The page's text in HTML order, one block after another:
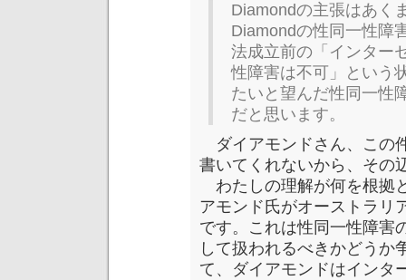
Diamondの主張はあく
Diamondの性同一性障
法成立前の「インター
性障害は不可」という
たいと望んだ性同一性
だと思います。
ダイアモンドさん、この
書いてくれないから、その
わたしの理解が何を根拠
アモンド氏がオーストラリ
です。これは性同一性障害
して扱われるべきかどうか
て、ダイアモンドはインタ